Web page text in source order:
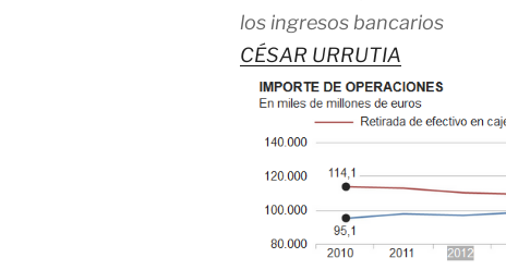
los ingresos bancarios
CÉSAR URRUTIA